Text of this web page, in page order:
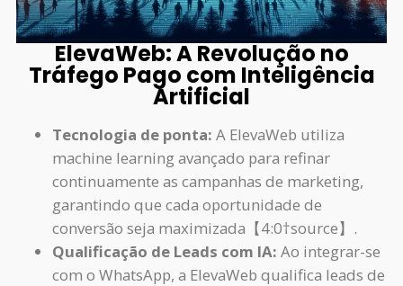
ElevaWeb: A Revolução no
Tráfego Pago com Inteligência
Artificial
Tecnologia de ponta: A ElevaWeb utiliza
machine learning avançado para refinar
continuamente as campanhas de marketing,
garantindo que cada oportunidade de
conversão seja maximizada【4:0†source】.
Qualificação de Leads com IA: Ao integrar-se
com o WhatsApp, a ElevaWeb qualifica leads de